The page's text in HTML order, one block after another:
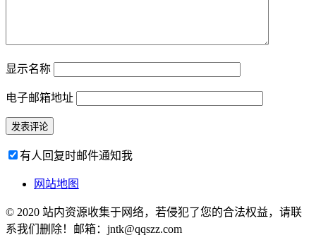
显示名称
电子邮箱地址
有人回复时邮件通知我
网站地图
© 2020 站内资源收集于网络，若侵犯了您的合法权益，请联
系我们删除！邮箱：jntk@qqszz.com